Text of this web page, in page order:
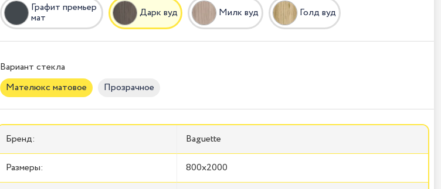
Графит премьер
мат Дарк вуд Милк вуд Голд вуд
Вариант стекла
Мателюкс матовое
Прозрачное
Бренд: Baguette
Размеры: 800x2000